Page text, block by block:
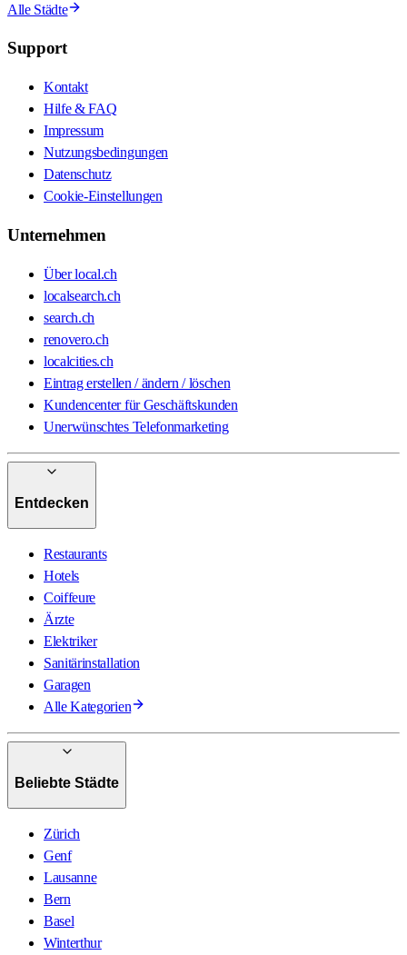
Alle Städte
Support
Kontakt
Hilfe & FAQ
Impressum
Nutzungsbedingungen
Datenschutz
Cookie-Einstellungen
Unternehmen
Über local.ch
localsearch.ch
search.ch
renovero.ch
localcities.ch
Eintrag erstellen / ändern / löschen
Kundencenter für Geschäftskunden
Unerwünschtes Telefonmarketing
Entdecken
Restaurants
Hotels
Coiffeure
Ärzte
Elektriker
Sanitärinstallation
Garagen
Alle Kategorien
Beliebte Städte
Zürich
Genf
Lausanne
Bern
Basel
Winterthur